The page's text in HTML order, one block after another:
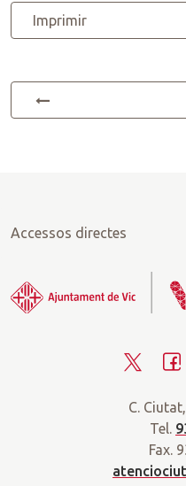
Imprimir
Accessos directes
i
t
t
c
C.
Tel.
Fax.